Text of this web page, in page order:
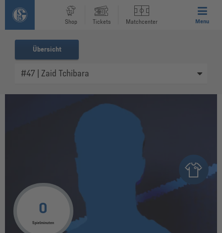
Shop Tickets Matchcenter Menu
Übersicht
0
Spielminuten